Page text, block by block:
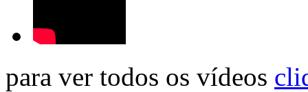
para ver todos os vídeos